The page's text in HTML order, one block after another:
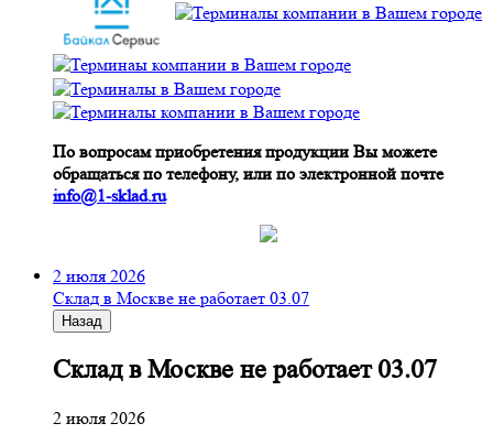
По вопросам приобретения продукции Вы можете
обращаться по телефону, или по электронной почте
info@1-sklad.ru
2 июля 2026
Склад в Москве не работает 03.07
Назад
Склад в Москве не работает 03.07
2 июля 2026